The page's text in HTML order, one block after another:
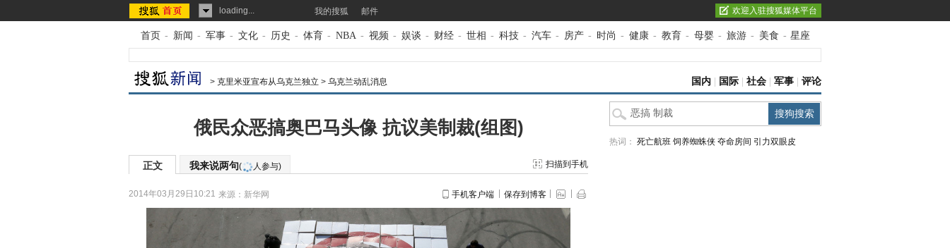
loading... 我的搜狐 邮件 欢迎入驻搜狐媒体平台
首页 - 新闻 - 军事 - 文化 - 历史 - 体育 - NBA - 视频 - 娱谈 - 财经 - 世相 - 科技 - 汽车 - 房产 - 时尚 - 健康 - 教育 - 母婴 - 旅游 - 美食 - 星座
> 克里米亚宣布从乌克兰独立 > 乌克兰动乱消息 国内 国际 社会 军事 评论
俄民众恶搞奥巴马头像 抗议美制裁(组图)
正文 我来说两句( 人参与) 扫描到手机
2014年03月29日10:21 来源： 新华网 手机客户端 保存到博客
热词： 死亡航班 饲养蜘蛛侠 夺命房间 引力双眼皮